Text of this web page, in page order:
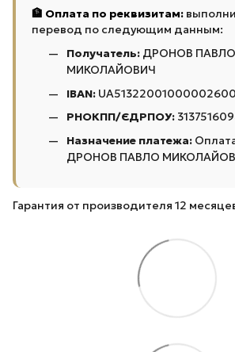
🏦 Оплата по реквизитам:
перевод по следующим данным:
Получатель: ДРОНОВ ПАВЛО
МИКОЛАЙОВИЧ
IBAN:
РНОКПП/ЄДРПОУ:
Назначение платежа:
ДРОНОВ ПАВЛО
Гарантия от производителя 12